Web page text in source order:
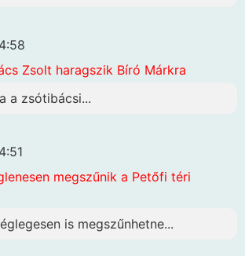
Zsolt haragszik Bíró Márkra
a zsótibácsi...
megszűnik a Petőfi téri
is megszűnhetne...